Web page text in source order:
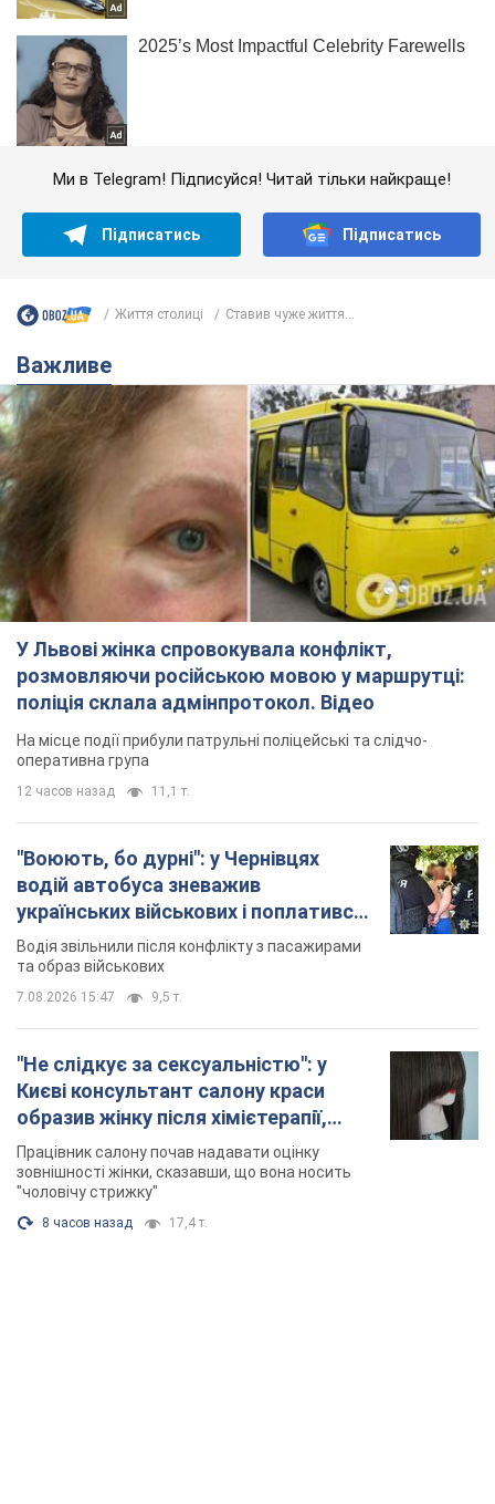
Ми в Telegram! Підписуйся! Читай тільки найкраще!
Підписатись Підписатись
Життя столиці Ставив чуже життя...
Важливе
У Львові жінка спровокувала конфлікт,
розмовляючи російською мовою у маршрутці:
поліція склала адмінпротокол. Відео
На місце події прибули патрульні поліцейські та слідчо-
оперативна група
12 часов назад 11,1 т.
"Воюють, бо дурні": у Чернівцях
водій автобуса зневажив
українських військових і поплатився.
Відео
Водія звільнили після конфлікту з пасажирами
та образ військових
7.08.2026 15:47 9,5 т.
"Не слідкує за сексуальністю": у
Києві консультант салону краси
образив жінку після хімієтерапії,
розгорівся скандал. Фото
Працівник салону почав надавати оцінку
зовнішності жінки, сказавши, що вона носить
"чоловічу стрижку"
8 часов назад 17,4 т.